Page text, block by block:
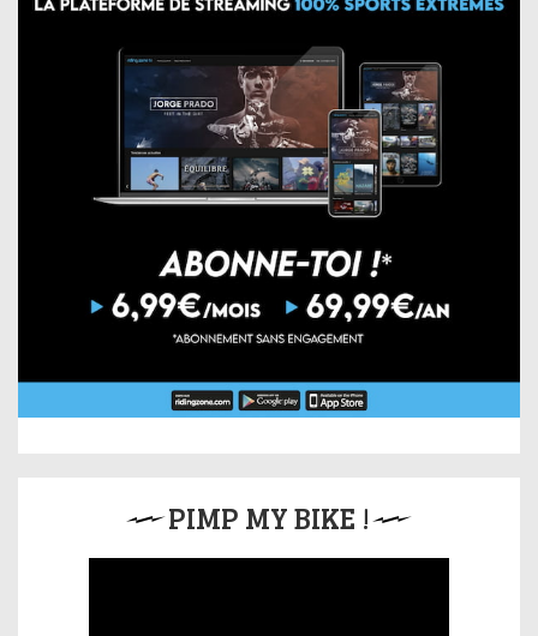
PIMP MY BIKE !